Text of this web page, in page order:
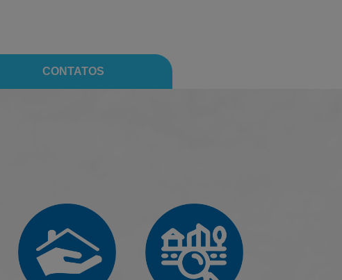
CONTATOS